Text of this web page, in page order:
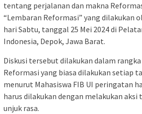
tentang perjalanan dan makna
“Lembaran Reformasi” yang dilakukan
hari Sabtu, tanggal 25 Mei 2024 di
Indonesia, Depok, Jawa Barat.
Diskusi tersebut dilakukan dalam
Reformasi yang biasa dilakukan setiap
menurut Mahasiswa FIB UI peringatan
harus dilakukan dengan melakukan aksi
unjuk rasa.